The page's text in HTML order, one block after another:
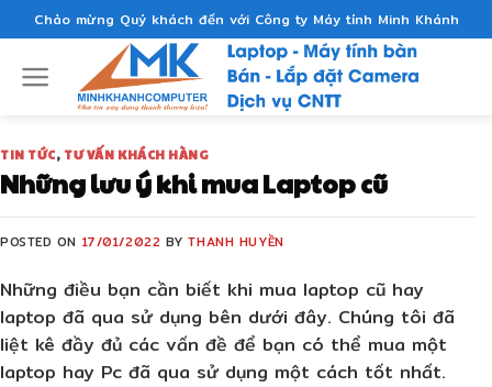
to
content
Chào mừng Quý khách đến với Công ty Máy tính Minh Khánh
TIN TỨC, TƯ VẤN KHÁCH HÀNG
Những lưu ý khi mua Laptop cũ
POSTED ON 17/01/2022 BYTHANH HUYỀN
Những điều bạn cần biết khi mua laptop cũ hay
laptop đã qua sử dụng bên dưới đây. Chúng tôi đã
liệt kê đầy đủ các vấn đề để bạn có thể mua một
laptop hay Pc đã qua sử dụng một cách tốt nhất.